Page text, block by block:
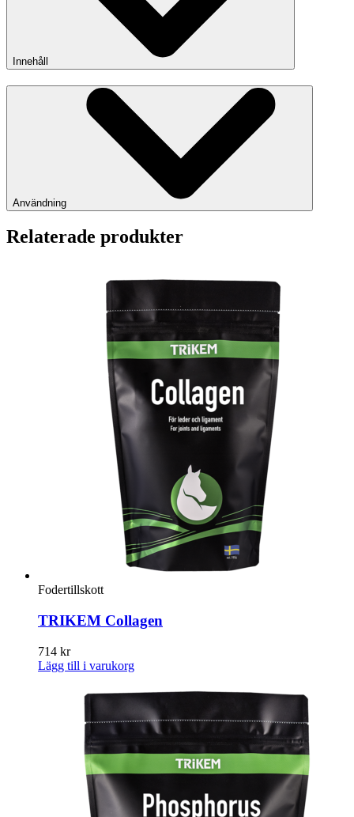
Innehåll
Användning
Relaterade produkter
Fodertillskott
TRIKEM Collagen
714 kr
Lägg till i varukorg